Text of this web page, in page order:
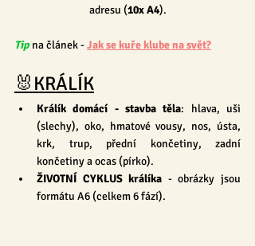
adresu (10x A4).
Tip na článek - Jak se kuře klube na svět?
🐰KRÁLÍK
Králík domácí - stavba těla:
hlava, uši
(slechy), oko, hmatové vousy, nos, ústa,
krk, trup, přední končetiny, zadní
končetiny a ocas (pírko).
ŽIVOTNÍ CYKLUS králíka - obrázky jsou
formátu A6 (celkem 6 fází).